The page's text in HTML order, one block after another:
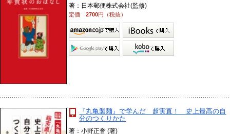
著：日本郵便株式会社(監修)
定価2700円（税抜）
『丸亀製麺』で学んだ 超実直！ 史上最高の自
分のつくりかた
著：小野正誉 (著)